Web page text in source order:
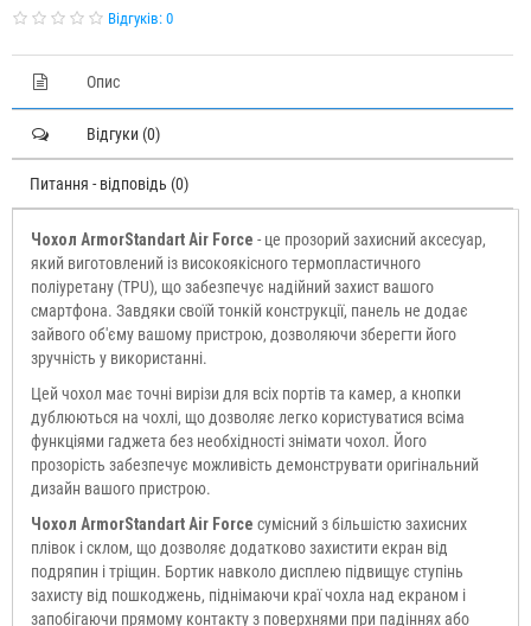
Відгуків: 0
Опис
Відгуки (0)
Питання - відповідь (0)
Чохол ArmorStandart Air Force - це прозорий захисний аксесуар,
який виготовлений із високоякісного термопластичного
поліуретану (TPU), що забезпечує надійний захист вашого
смартфона. Завдяки своїй тонкій конструкції, панель не додає
зайвого об'єму вашому пристрою, дозволяючи зберегти його
зручність у використанні.
Цей чохол має точні вирізи для всіх портів та камер, а кнопки
дублюються на чохлі, що дозволяє легко користуватися всіма
функціями гаджета без необхідності знімати чохол. Його
прозорість забезпечує можливість демонструвати оригінальний
дизайн вашого пристрою.
Чохол ArmorStandart Air Force сумісний з більшістю захисних
плівок і склом, що дозволяє додатково захистити екран від
подряпин і тріщин. Бортик навколо дисплею підвищує ступінь
захисту від пошкоджень, піднімаючи краї чохла над екраном і
запобігаючи прямому контакту з поверхнями при падіннях або